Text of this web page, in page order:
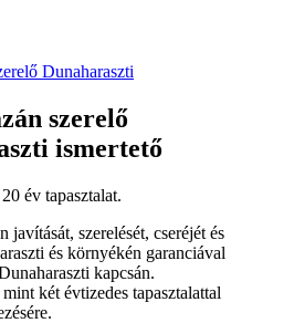
Dunaharaszti
szerelő
ismertető
év tapasztalat.
szerelését, cseréjét és
és környékén garanciával
kapcsán.
két évtizedes tapasztalattal